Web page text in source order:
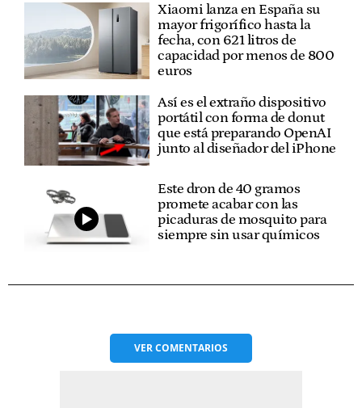
Xiaomi lanza en España su
mayor frigorífico hasta la
fecha, con 621 litros de
capacidad por menos de 800
euros
Así es el extraño dispositivo
portátil con forma de donut
que está preparando OpenAI
junto al diseñador del iPhone
Este dron de 40 gramos
promete acabar con las
picaduras de mosquito para
siempre sin usar químicos
VERCOMENTARIOS